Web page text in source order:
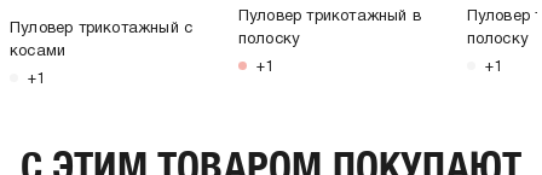
Пуловер трикотажный с
косами
+1
Пуловер трикотажный в
полоску
+1
Пуловер
полоску
+1